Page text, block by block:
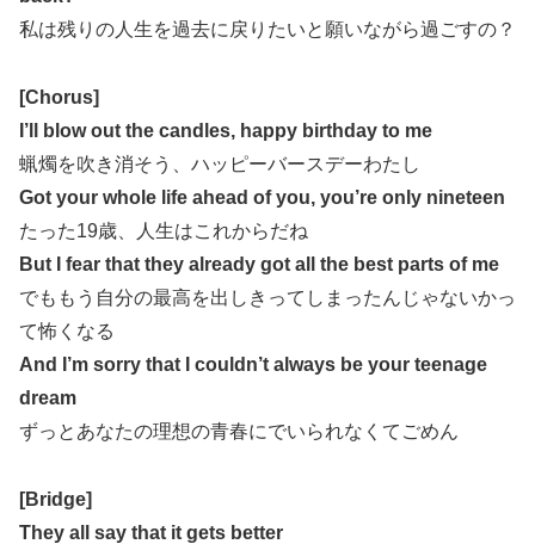
私は残りの人生を過去に戻りたいと願いながら過ごすの？
[Chorus]
I’ll blow out the candles, happy birthday to me
蝋燭を吹き消そう、ハッピーバースデーわたし
Got your whole life ahead of you, you’re only nineteen
たった19歳、人生はこれからだね
But I fear that they already got all the best parts of me
でももう自分の最高を出しきってしまったんじゃないかっ
て怖くなる
And I’m sorry that I couldn’t always be your teenage
dream
ずっとあなたの理想の青春にでいられなくてごめん
[Bridge]
They all say that it gets better